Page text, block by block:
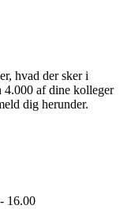
hvad der sker i
4.000 af dine kolleger
dig herunder.
16.00